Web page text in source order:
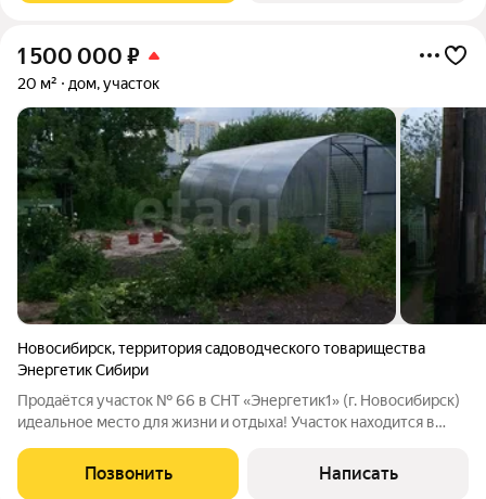
1 500 000 ₽
20 м² дом, участок
Новосибирск,территория садоводческого товарищества
Энергетик Сибири
Продаётся участок № 66 в СНТ «Энергетик1» (г. Новосибирск)
идеальное место для жизни и отдыха! Участок находится в
инфраструктуры и при этом наслаждаетесь тишиной, свежим
воздухом и близостью к
Позвонить Написать